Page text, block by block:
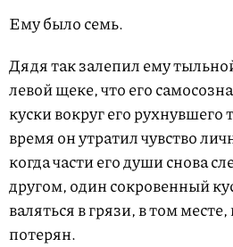
Ему было семь.
Дядя так залепил ему
левой щеке, что его
куски вокруг его рухнувшего
время он утратил чувство
когда части его души снова
другом, один сокровенный
валяться в грязи, в том
потерян.